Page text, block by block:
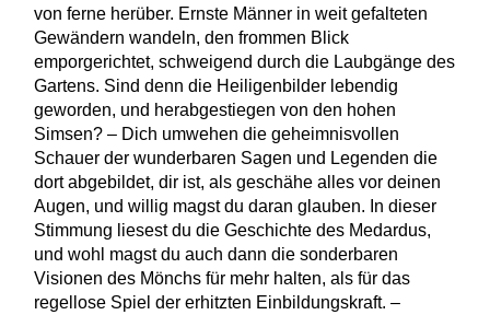
von ferne herüber. Ernste Männer in weit gefalteten
Gewändern wandeln, den frommen Blick
emporgerichtet, schweigend durch die Laubgänge des
Gartens. Sind denn die Heiligenbilder lebendig
geworden, und herabgestiegen von den hohen
Simsen? – Dich umwehen die geheimnisvollen
Schauer der wunderbaren Sagen und Legenden die
dort abgebildet, dir ist, als geschähe alles vor deinen
Augen, und willig magst du daran glauben. In dieser
Stimmung liesest du die Geschichte des Medardus,
und wohl magst du auch dann die sonderbaren
Visionen des Mönchs für mehr halten, als für das
regellose Spiel der erhitzten Einbildungskraft. –